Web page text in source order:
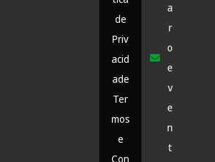
de
Priv
acid
ade
Ter
mos
e
Con
a
r
o
e
v
e
n
t